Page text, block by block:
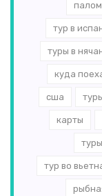
тур в
туры в
куда
сша
карты
тур во